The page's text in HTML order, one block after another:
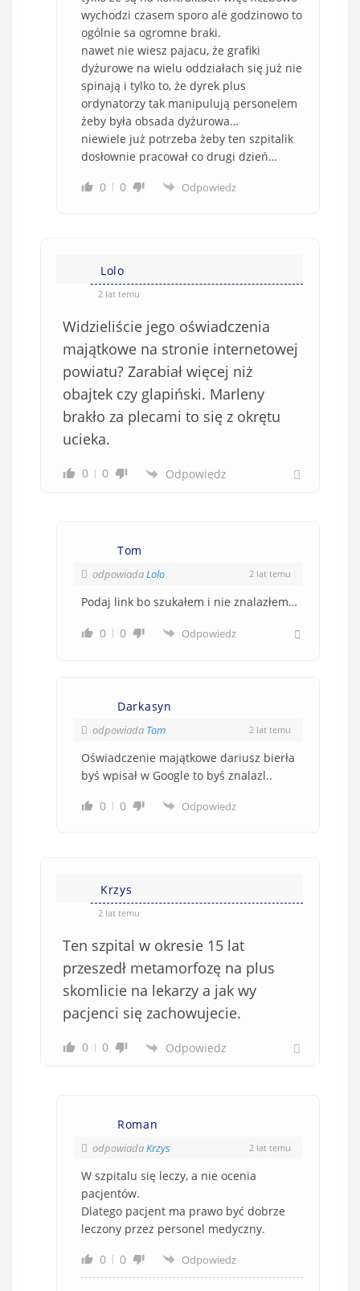
wychodzi czasem sporo ale godzinowo to
ogólnie sa ogromne braki.
nawet nie wiesz pajacu, że grafiki
dyżurowe na wielu oddziałach się już nie
spinają i tylko to, że dyrek plus
ordynatorzy tak manipulują personelem
żeby była obsada dyżurowa…
niewiele już potrzeba żeby ten szpitalik
dosłownie pracował co drugi dzień…
0
0 Odpowiedz
Lolo
2 lat temu
Widzieliście jego oświadczenia
majątkowe na stronie internetowej
powiatu? Zarabiał więcej niż
obajtek czy glapiński. Marleny
brakło za plecami to się z okrętu
ucieka.
0 0 Odpowiedz
Tom
odpowiadaLolo 2 lat temu
Podaj link bo szukałem i nie znalazłem…
0 0 Odpowiedz
Darkasyn
odpowiada Tom 2 lat temu
Oświadczenie majątkowe dariusz bierła
byś wpisał w Google to byś znalazl..
0
0 Odpowiedz
Krzys
2 lat temu
Ten szpital w okresie 15 lat
przeszedł metamorfozę na plus
skomlicie na lekarzy a jak wy
pacjenci się zachowujecie.
0 0 Odpowiedz
Roman
odpowiadaKrzys 2 lat temu
W szpitalu się leczy, a nie ocenia
pacjentów.
Dlatego pacjent ma prawo być dobrze
leczony przez personel medyczny.
0
0 Odpowiedz